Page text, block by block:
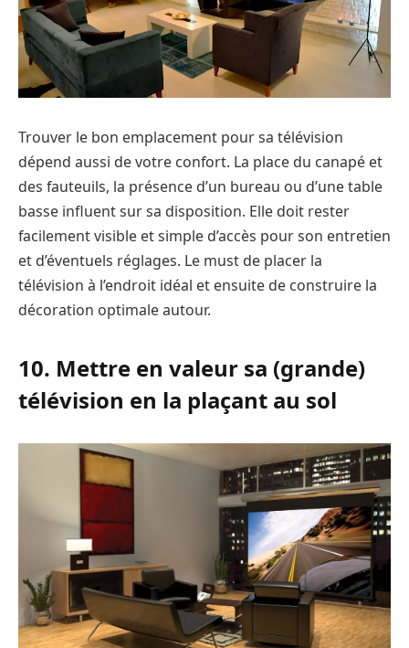
Trouver le bon emplacement pour sa télévision
dépend aussi de votre confort. La place du canapé et
des fauteuils, la présence d’un bureau ou d’une table
basse influent sur sa disposition. Elle doit rester
facilement visible et simple d’accès pour son entretien
et d’éventuels réglages. Le must de placer la
télévision à l’endroit idéal et ensuite de construire la
décoration optimale autour.
10. Mettre en valeur sa (grande)
télévision en la plaçant au sol